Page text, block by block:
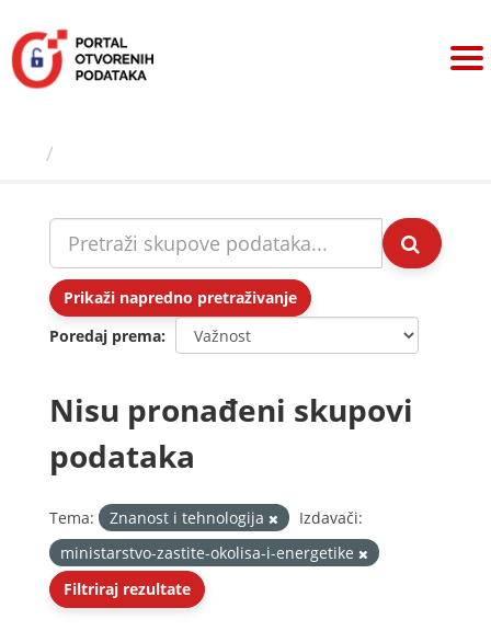
sadržaj
Prikaži napredno pretraživanje
Poredaj prema
Nisu pronađeni skupovi
podataka
Tema: Znanost i tehnologija
Izdavači:
ministarstvo-zastite-okolisa-i-energetike
Filtriraj rezultate